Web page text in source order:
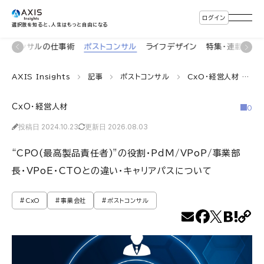
選択肢を知ると、人生はもっと自由になる
ログイン
コンサルの仕事術 ポストコンサル ライフデザイン 特集・連載 イ
AXIS Insights 記事 ポストコンサル CxO・経営人材
CxO・経営人材
投稿日 2024.10.23 更新日 2026.08.03
0
“CPO(最高製品責任者)”の役割・PdM/VPoP/事業部
長・VPoE・CTOとの違い・キャリアパスについて
#CxO #事業会社 #ポストコンサル